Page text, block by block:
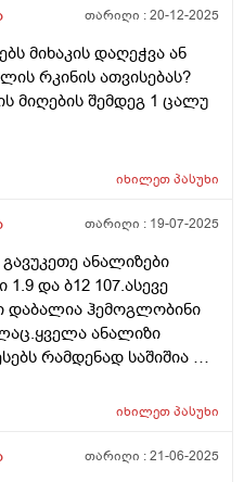
მშრალად და ცოტა
ასევე ყელიც
ანთება არ გაქო
იყოს.
თარიღი :20-12-2025
მიხაკის დაღეჭვა ან
რკინის ათვისებას?
მიღების შემდეგ 1 ცალუ
იხილეთპასუხი
თარიღი : 19-07-2025
ანალიზები
1.9 და ბ12 107.ასევე
დაბალია ჰემოგლობინი
ანალიზი
რამდენად საშიშია და
თუ ოჯ.ექიმიც
იხილეთპასუხი
თარიღი :21-06-2025